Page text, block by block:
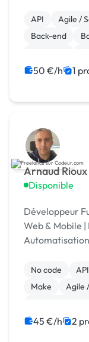
API Agile /
Back-end
50 €/h 1
Arnaud Rioux
Disponible
Développeur
Web & Mobile |
Automatisation
No code API
Make
Agile
Flutterflow
45 €/h 2